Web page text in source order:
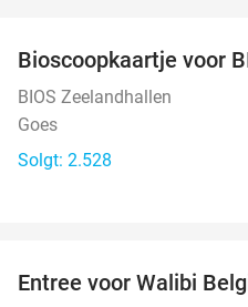
Bioscoopkaartje voor
BIOS Zeelandhallen
Goes
Solgt: 2.528
Entree voor Walibi